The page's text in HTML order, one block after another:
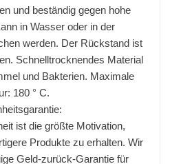
und beständig gegen hohe
in Wasser oder in der
werden. Der Rückstand ist
Schnelltrocknendes Material
und Bakterien. Maximale
180 ° C.
ist die größte Motivation,
Produkte zu erhalten. Wir
Geld-zurück-Garantie für